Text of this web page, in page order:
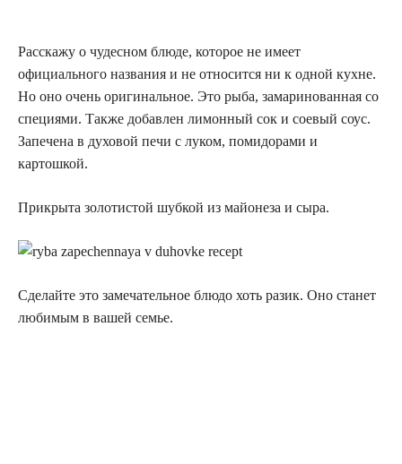
Расскажу о чудесном блюде, которое не имеет
официального названия и не относится ни к одной кухне.
Но оно очень оригинальное. Это рыба, замаринованная со
специями. Также добавлен лимонный сок и соевый соус.
Запечeна в духовой печи с луком, помидорами и
картошкой.
Прикрыта золотистой шубкой из майонеза и сыра.
Сделайте это замечательное блюдо хоть разик. Оно станет
любимым в вашей семье.